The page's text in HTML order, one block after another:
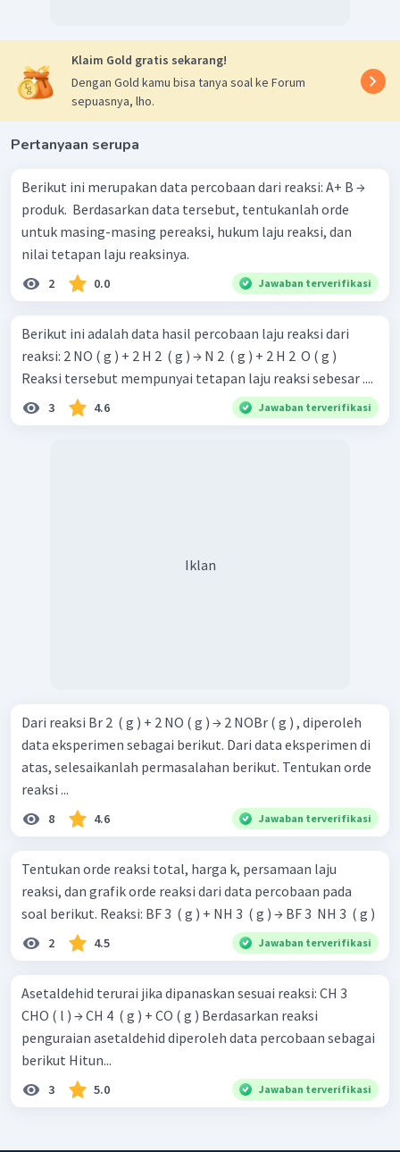
percobaan (1) dan (2).
r1
r2
3,90635
81250
2
=
=
=
k[C
k[C]2 [D]2
k(0,25)x(0,125)y
(0
(
Menentukan persamaan laju reaksi
Misal kita gunakan persamaan laju reaksi dari
percobaan (1)
r = k[C]2 [D ]
a = 500,0128× (0 ,75)2 ×(0, 250)
a = 70,3305
Jadi, tidak ada jawaban yang benar.
Klaim Gold gratis sekarang!
Dengan Gold kamu bisa tanya soal ke Forum
sepuasnya, lho.
Pertanyaan serupa
Berikut ini merupakan data percobaan dari reaksi: A+ B →
produk. ​ Berdasarkan data tersebut, tentukanlah orde
untuk masing-masing pereaksi, hukum laju reaksi, dan
nilai tetapan laju reaksinya.
2 0.0 Jawaban terverifikasi
Berikut ini adalah data hasil percobaan laju reaksi dari
reaksi: 2 NO ( g ) + 2 H 2 ​ ( g ) → N 2 ​ ( g ) + 2 H 2 ​ O ( g )
Reaksi tersebut mempunyai tetapan laju reaksi sebesar ....
3 4.6 Jawaban terverifikasi
Iklan
Dari reaksi Br 2 ​ ( g ) + 2 NO ( g ) → 2 NOBr ( g ) , diperoleh
data eksperimen sebagai berikut. Dari data eksperimen di
atas, selesaikanlah permasalahan berikut. Tentukan orde
reaksi ...
8 4.6 Jawaban terverifikasi
Tentukan orde reaksi total, harga k, persamaan laju
reaksi, dan grafik orde reaksi dari data percobaan pada
soal berikut. Reaksi: BF 3 ​ ( g ) + NH 3 ​ ( g ) → BF 3 ​ NH 3 ​ ( g )
2 4.5 Jawaban terverifikasi
Asetaldehid terurai jika dipanaskan sesuai reaksi: CH 3 ​
CHO ( l ) → CH 4 ​ ( g ) + CO ( g ) Berdasarkan reaksi
penguraian asetaldehid diperoleh data percobaan sebagai
berikut Hitun...
3 5.0 Jawaban terverifikasi